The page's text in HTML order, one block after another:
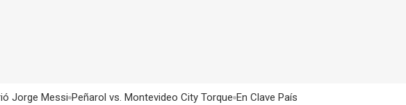
Jorge Messi Peñarol vs. Montevideo City Torque En Clave País